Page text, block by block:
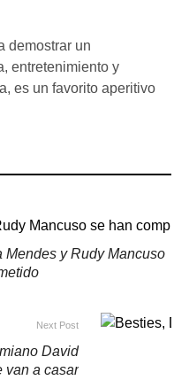
demostrar un
entretenimiento y
es un favorito aperitivo
Mendes y Rudy Mancuso
Next Post
David
van a casar